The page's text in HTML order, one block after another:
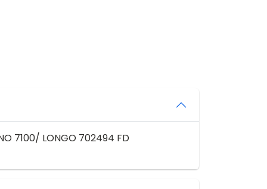
7100/ LONGO 702494 FD